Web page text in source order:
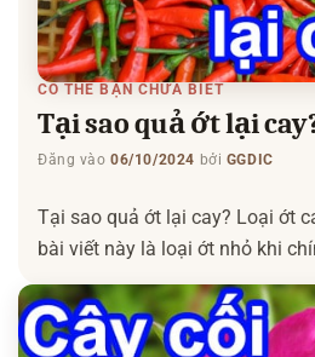
CÓ THỂ BẠN CHƯA BIẾT
Tại sao quả ớt lại
Đăng vào06/10/2024 bởi GGDIC
Tại sao quả ớt lại cay? Loại ớt
bài viết này là loại ớt nhỏ khi
vào thì cay xé cả lưỡi. Đây là
ưa chuộng và không thể thiếu
người. Có thể […]